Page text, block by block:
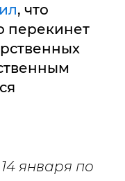
, что
перекинет
января по